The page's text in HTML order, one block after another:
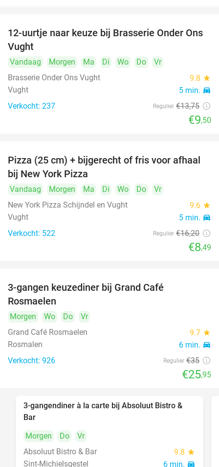
31%
12-uurtje naar keuze bij Brasserie Onder Ons
Vught
Vandaag Morgen Ma Di Wo Do
Vr
Brasserie Onder Ons Vught
9.8 star
Vught 5 min. directions_car
Verkocht: 237 Regulier €13,75
€9,50
48%
Pizza (25 cm) + bijgerecht of fris voor afhaal
bij New York Pizza
Vandaag Morgen Ma Di Wo Do
Vr
New York Pizza Schijndel en Vught
9.6 star
Vught 5 min. directions_car
Verkocht: 522 Regulier €16,20
€8,49
3-gangen keuzediner bij Grand Café
Rosmaelen
Morgen Wo Do
Vr
Grand Café Rosmaelen
9.7 star
Rosmalen 6 min. directions_car
Verkocht: 926 Regulier €35
€25,95
37%
3-gangendiner à la carte bij Absoluut Bistro &
Bar
Morgen
Do
Vr
Absoluut Bistro & Bar
9.8 star
Sint-Michielsgestel 6 min. directions_car